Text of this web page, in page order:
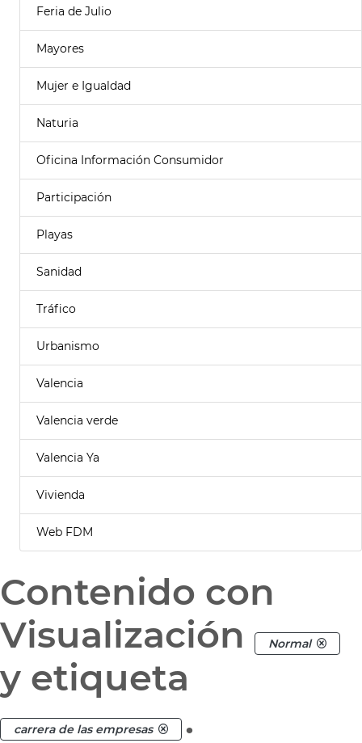
Feria de Julio
Mayores
Mujer e Igualdad
Naturia
Oficina Información Consumidor
Participación
Playas
Sanidad
Tráfico
Urbanismo
Valencia
Valencia verde
Valencia Ya
Vivienda
Web FDM
Contenido con
Visualización
Normal
y etiqueta
carrera de las empresas .